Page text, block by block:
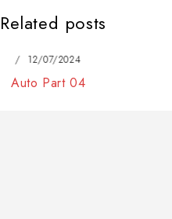
Related posts
12/07/2024
Auto Part 04